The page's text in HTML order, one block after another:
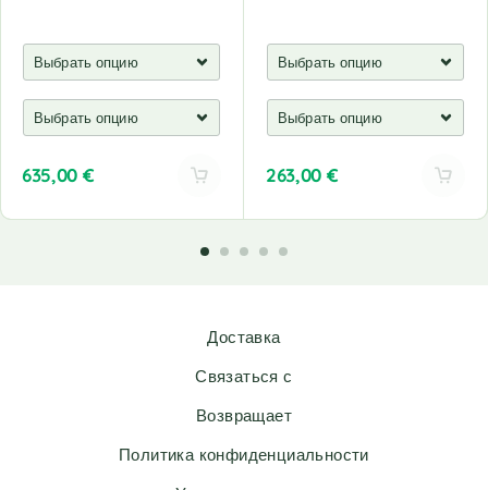
635,00 € 263,00 €
t
a
v
:
Доставка
Связаться с
Возвращает
Политика конфиденциальности